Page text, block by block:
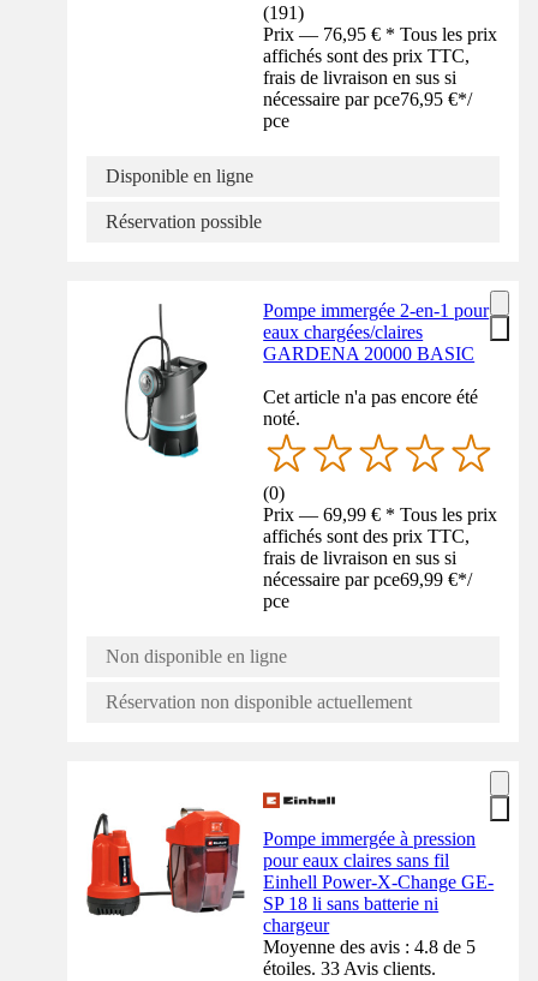
(191)
Prix — 76,95 € * Tous les prix
affichés sont des prix TTC,
frais de livraison en sus si
nécessaire par pce76,95 €*/
pce
Disponible en ligne
Réservation possible
Pompe immergée 2-en-1 pour
eaux chargées/claires
GARDENA 20000 BASIC
Cet article n'a pas encore été
noté.
(0)
Prix — 69,99 € * Tous les prix
affichés sont des prix TTC,
frais de livraison en sus si
nécessaire par pce69,99 €*/
pce
Non disponible en ligne
Réservation non disponible actuellement
Pompe immergée à pression
pour eaux claires sans fil
Einhell Power-X-Change GE-
SP 18 li sans batterie ni
chargeur
Moyenne des avis : 4.8 de 5
étoiles. 33 Avis clients.